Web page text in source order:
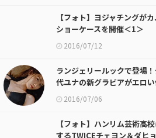
【フォト】ヨジャチングが
ショーケースを開催＜1＞
2016/07/12
ランジェリールックで登場
代ユナの新グラビアがエロ
2016/07/06
【フォト】ハンリム芸術高
するTWICEチェヨン＆ダヒ